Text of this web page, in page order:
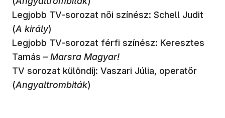
Legjobb TV-sorozat női színész: Schell Judit
(A király)
Legjobb TV-sorozat férfi színész: Keresztes
Tamás – Marsra Magyar!
TV sorozat különdíj: Vaszari Júlia, operatőr
(Angyaltrombiták)